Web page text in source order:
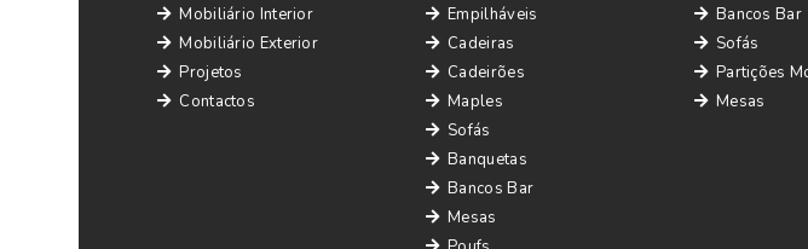
Mobiliário Interior
Mobiliário Exterior
Projetos
Contactos
Empilháveis
Cadeiras
Cadeirões
Maples
Sofás
Banquetas
Bancos Bar
Mesas
Bancos Bar
Sofás
Partições
Mesas